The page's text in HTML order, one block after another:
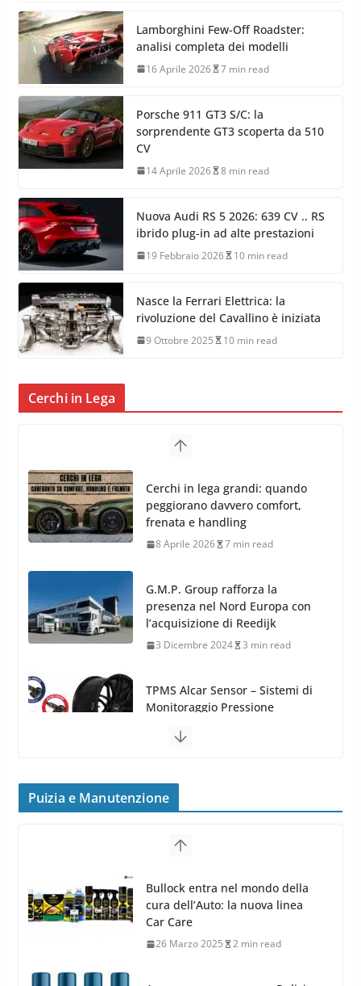
Lamborghini Few-Off Roadster:
analisi completa dei modelli
16 Aprile 2026 7 min read
Porsche 911 GT3 S/C: la
sorprendente GT3 scoperta da 510
CV
14 Aprile 2026 8 min read
Nuova Audi RS 5 2026: 639 CV .. RS
ibrido plug-in ad alte prestazioni
19 Febbraio 2026 10 min read
Nasce la Ferrari Elettrica: la
rivoluzione del Cavallino è iniziata
9 Ottobre 2025 10 min read
Cerchi in Lega
Cerchi in lega grandi: quando
peggiorano davvero comfort,
frenata e handling
8 Aprile 2026 7 min read
G.M.P. Group rafforza la
presenza nel Nord Europa con
l’acquisizione di Reedijk
3 Dicembre 2024 3 min read
TPMS Alcar Sensor – Sistemi di
Monitoraggio Pressione
4 Aprile 2022
MAK 2019 – 2020
MAK FIVESTAR (2019)
24 Luglio 2019 1 min read
Puizia e Manutenzione
Bullock entra nel mondo della
cura dell’Auto: la nuova linea
Car Care
26 Marzo 2025 2 min read